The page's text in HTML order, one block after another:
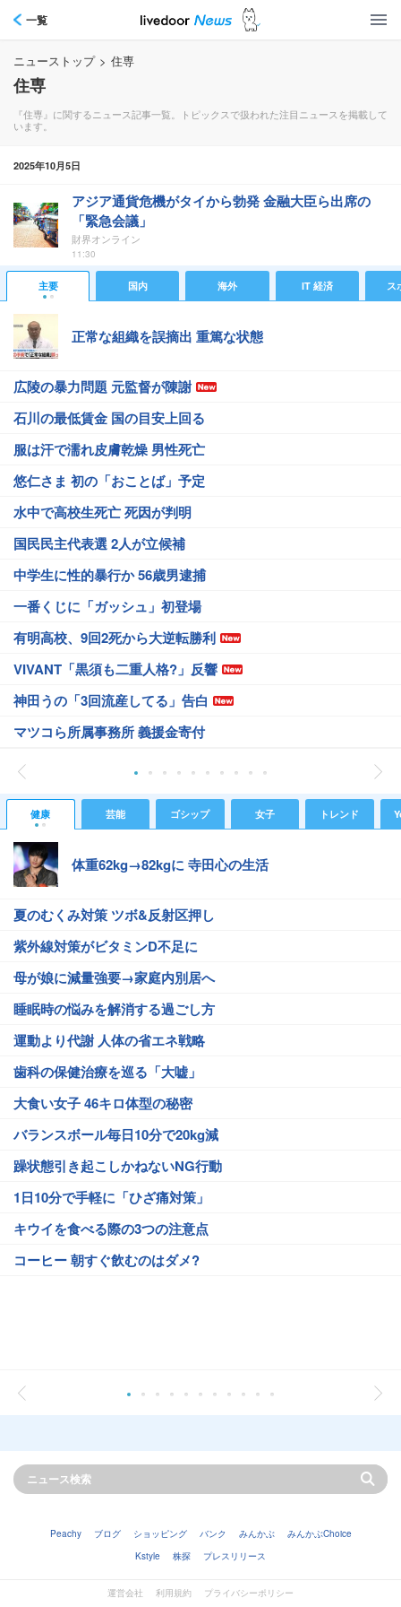
一覧
ニューストップ > 住専
住専
『住専』に関するニュース記事一覧。トピックスで扱われた注目ニュースを掲載して
います。
2025年10月5日
アジア通貨危機がタイから勃発 金融大臣ら出席の
「緊急会議」
財界オンライン
11:30
主要 国内 海外 IT 経済 ス
正常な組織を誤摘出 重篤な状態
広陵の暴力問題 元監督が陳謝
石川の最低賃金 国の目安上回る
服は汗で濡れ皮膚乾燥 男性死亡
悠仁さま 初の「おことば」予定
水中で高校生死亡 死因が判明
国民民主代表選 2人が立候補
中学生に性的暴行か 56歳男逮捕
一番くじに「ガッシュ」初登場
有明高校、9回2死から大逆転勝利
VIVANT「黒須も二重人格?」反響
神田うの「3回流産してる」告白
マツコら所属事務所 義援金寄付
健康 芸能 ゴシップ 女子 トレンド
体重62kg→82kgに 寺田心の生活
夏のむくみ対策 ツボ&反射区押し
紫外線対策がビタミンD不足に
母が娘に減量強要→家庭内別居へ
睡眠時の悩みを解消する過ごし方
運動より代謝 人体の省エネ戦略
歯科の保健治療を巡る「大嘘」
大食い女子 46キロ体型の秘密
バランスボール毎日10分で20kg減
躁状態引き起こしかねないNG行動
1日10分で手軽に「ひざ痛対策」
キウイを食べる際の3つの注意点
コーヒー 朝すぐ飲むのはダメ?
Peachy ブログ ショッピング バンク みんかぶ
みんかぶChoice
Kstyle
株探 プレスリリース
運営会社 利用規約 プライバシーポリシー